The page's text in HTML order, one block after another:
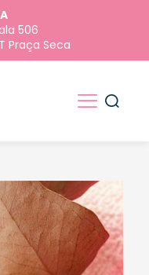
506
Praça Seca